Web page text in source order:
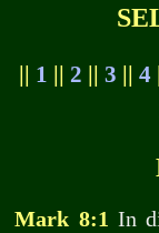
|| 1 || 2 || 3 || 4
Mark 8:1 In